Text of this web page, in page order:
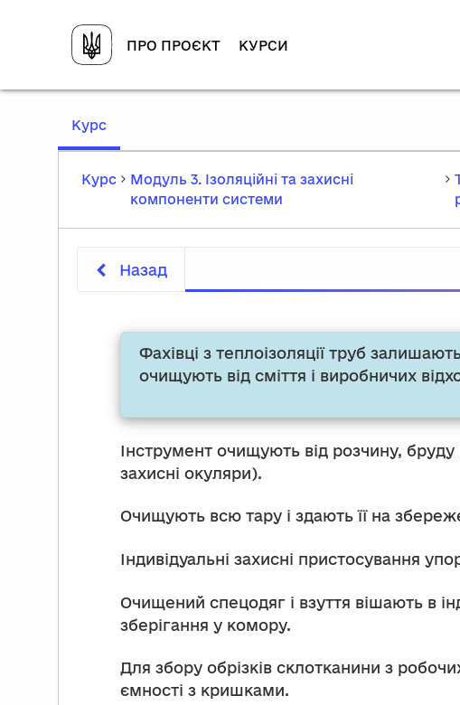
ПРО ПРОЄКТ КУРСИ
Курс,
Курс
Модуль 3. Ізоляційні та захисні
компоненти системи
Назад
Фахівці з теплоізоляції труб
очищують від сміття і виробничих
Інструмент очищують від розчину,
захисні окуляри).
Очищують всю тару і здають її на
Індивідуальні захисні пристосування
Очищений спецодяг і взуття вішають в
зберігання у комору.
Для збору обрізків склотканини з
ємності з кришками.